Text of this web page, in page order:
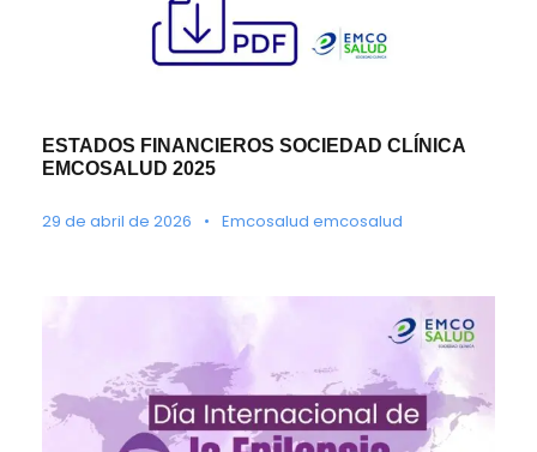
ESTADOS FINANCIEROS SOCIEDAD CLÍNICA
EMCOSALUD 2025
29 de abril de 2026 • Emcosalud emcosalud